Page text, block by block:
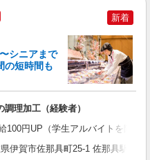
新着
シニアまで
の短時間も
理加工（経験者）
100円UP（学生アルバイトを除
伊賀市佐那具町25-1 佐那具駅か